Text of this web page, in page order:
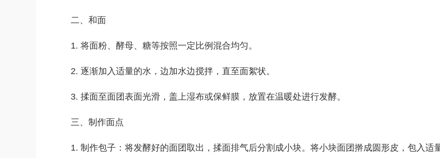
二、和面
1. 将面粉、酵母、糖等按照一定比例混合均匀。
2. 逐渐加入适量的水，边加水边搅拌，直至面絮状。
3. 揉面至面团表面光滑，盖上湿布或保鲜膜，放置在温暖处进行发酵。
三、制作面点
1. 制作包子：将发酵好的面团取出，揉面排气后分割成小块。将小块面团擀成圆形皮，包入适